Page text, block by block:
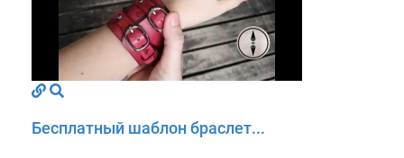
Бесплатный шаблон браслет...